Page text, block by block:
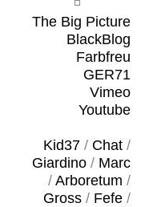
The Big Picture
BlackBlog
Farbfreu
GER71
Vimeo
Youtube
Kid37/ Chat/
Giardino/ Marc
/ Arboretum /
Gross/ Fefe/